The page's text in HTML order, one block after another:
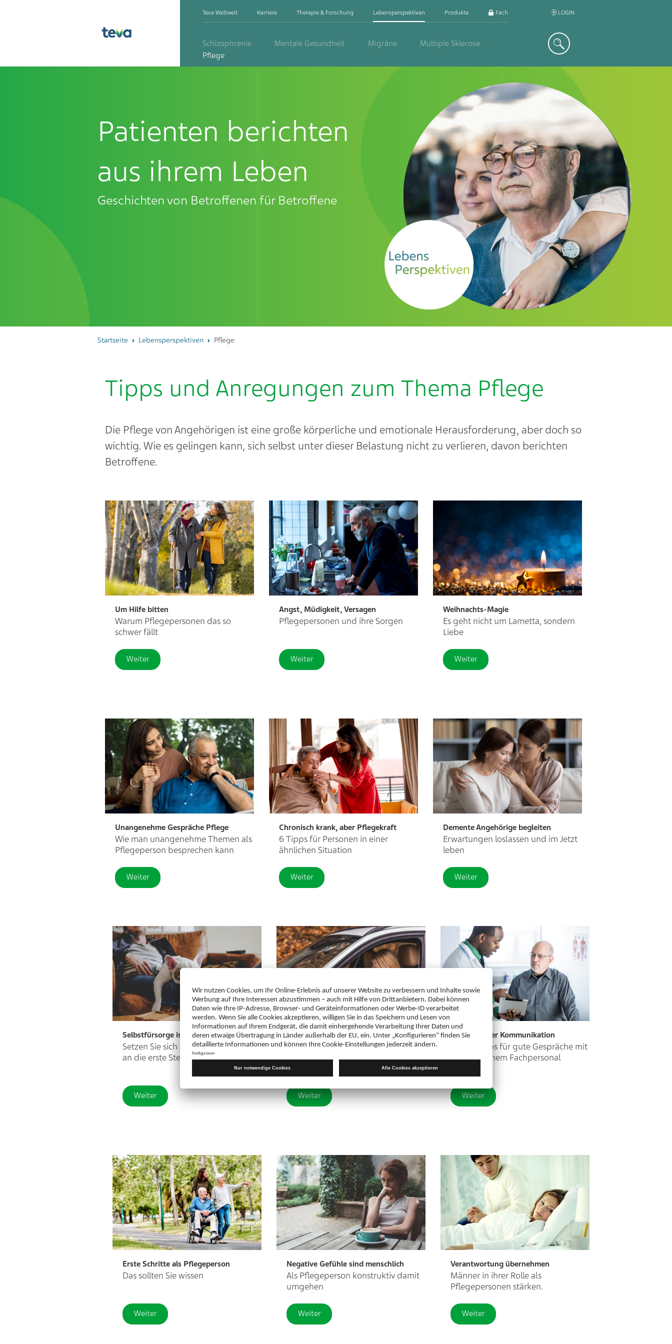
Teva Weltweit Karriere Therapie & Forschung Lebensperspektiven Produkte Fachkreis
Schizophrenie Mentale Gesundheit Migräne
Multiple Sklerose
Pflege
Suche
LOGIN
Patienten berichten
aus ihrem Leben
Geschichten von Betroffenen für Betroffene
Startseite Lebensperspektiven Pflege
Tipps und Anregungen zum Thema Pflege
Die Pflege von Angehörigen ist eine große körperliche und emotionale Herausforderung, aber doch so
wichtig. Wie es gelingen kann, sich selbst unter dieser Belastung nicht zu verlieren, davon berichten
Betroffene.
Um Hilfe bitten
Warum Pflegepersonen das so
schwer fällt
Weiter
Angst, Müdigkeit, Versagen
Pflegepersonen und ihre Sorgen
Weiter
Weihnachts-Magie
Es geht nicht um Lametta, sondern
Liebe
Weiter
Unangenehme Gespräche Pflege
Wie man unangenehme Themen als
Pflegeperson besprechen kann
Weiter
Chronisch krank, aber Pflegekraft
6 Tipps für Personen in einer
ähnlichen Situation
Weiter
Demente Angehörige begleiten
Erwartungen loslassen und im Jetzt
leben
Weiter
Selbstfürsorge ist wichtig
Setzen Sie sich als pflegende Person
an die erste Stelle
Weiter
Emotionen zulassen
Wie das Eingestehen negativer
Gefühle uns zur besseren
Pflegeperson macht
Weiter
Die Kunst der Kommunikation
Meine Tipps für gute Gespräche mit
medizinischem Fachpersonal
Weiter
Erste Schritte als Pflegeperson
Das sollten Sie wissen
Weiter
Negative Gefühle sind menschlich
Als Pflegeperson konstruktiv damit
umgehen
Weiter
Verantwortung übernehmen
Männer in ihrer Rolle als
Pflegepersonen stärken.
Weiter